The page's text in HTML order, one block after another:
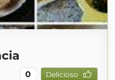
0 Delicioso